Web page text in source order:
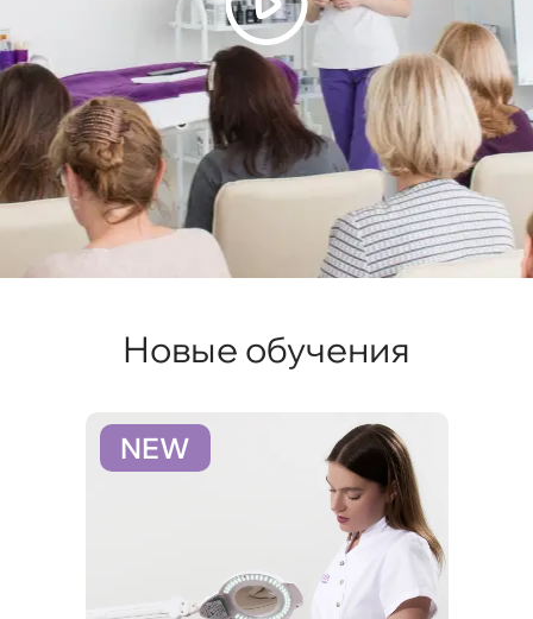
Новые обучения
NEW